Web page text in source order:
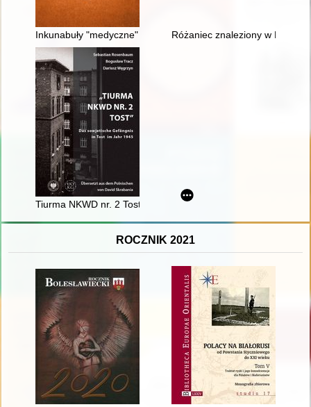
Inkunabuły "medyczne" w zbiorze inkunabułów Biblioteki PAU
Różaniec znaleziony w
Tiurma NKWD nr. 2 Tost" : das sowjetische Gefängnis in Tost
ROCZNIK 2021